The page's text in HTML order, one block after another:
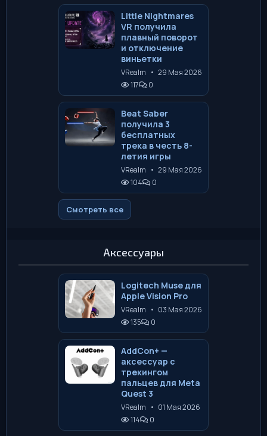
Little Nightmares
VR получила
плавный поворот
и отключение
виньетки
VRealm • 29 Мая 2026
117
0
Beat Saber
получила 3
бесплатных
трека в честь 8-
летия игры
VRealm • 29 Мая 2026
104
0
Смотреть все
Аксессуары
Logitech Muse для
Apple Vision Pro
VRealm • 03 Мая 2026
135
0
AddCon+ —
аксессуар с
трекингом
пальцев для Meta
Quest 3
VRealm • 01 Мая 2026
114
0